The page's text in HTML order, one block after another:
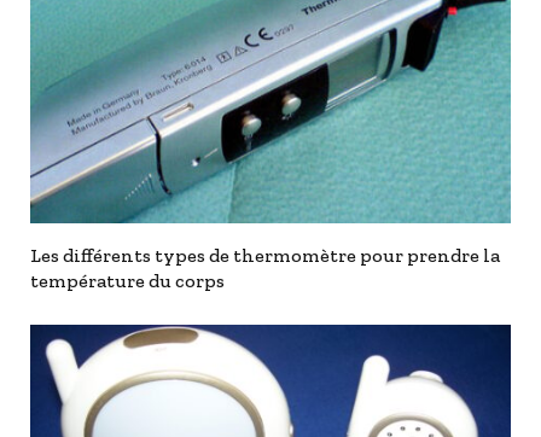
Les différents types de thermomètre pour prendre la
température du corps